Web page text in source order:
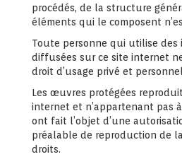
procédés, de la structure
éléments qui le composent
Toute personne qui utilise des
diffusées sur ce site internet
droit d’usage privé et
Les œuvres protégées
internet et n’appartenant pas
ont fait l’objet d’une
préalable de reproduction de
droits.